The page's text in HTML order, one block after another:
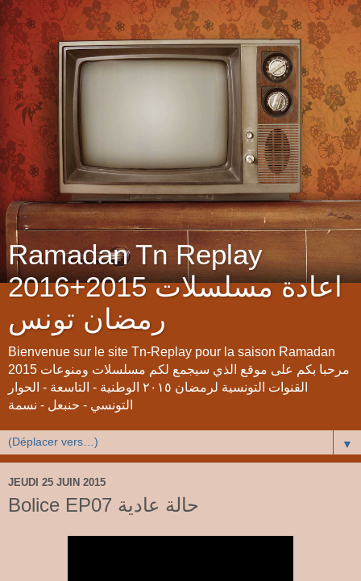
Ramadan Tn Replay
2016+2015 اعادة مسلسلات
رمضان تونس
Bienvenue sur le site Tn-Replay pour la saison Ramadan
2015 مرحبا بكم على موقع الذي سيجمع لكم مسلسلات ومنوعات
القنوات التونسية لرمضان ٢٠١٥ الوطنية - التاسعة - الحوار
التونسي - حنبعل - نسمة
▼
JEUDI 25 JUIN 2015
Bolice EP07 حالة عادية